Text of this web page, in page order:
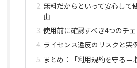
無料だからといって安心して
由
使用前に確認すべき4つのチ
ライセンス違反のリスクと実
まとめ：「利用規約を守る＝